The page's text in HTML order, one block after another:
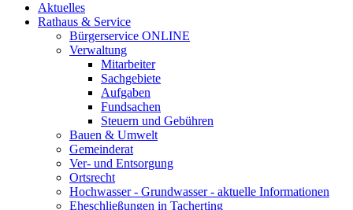
Aktuelles
Rathaus & Service
Bürgerservice ONLINE
Verwaltung
Mitarbeiter
Sachgebiete
Aufgaben
Fundsachen
Steuern und Gebühren
Bauen & Umwelt
Gemeinderat
Ver- und Entsorgung
Ortsrecht
Hochwasser - Grundwasser - aktuelle Informationen
Eheschließungen in Tacherting